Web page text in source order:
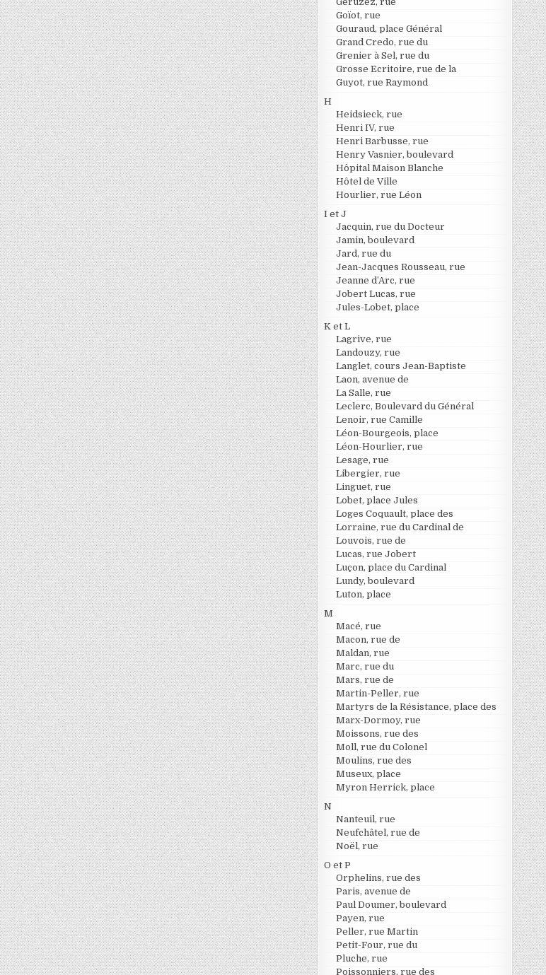
Goïot, rue
Gouraud, place Général
Grand Credo, rue du
Grenier à Sel, rue du
Grosse Ecritoire, rue de la
Guyot, rue Raymond
H
Heidsieck, rue
Henri IV, rue
Henri Barbusse, rue
Henry Vasnier, boulevard
Hôpital Maison Blanche
Hôtel de Ville
Hourlier, rue Léon
I et J
Jacquin, rue du Docteur
Jamin, boulevard
Jard, rue du
Jean-Jacques Rousseau, rue
Jeanne d’Arc, rue
Jobert Lucas, rue
Jules-Lobet, place
K et L
Lagrive, rue
Landouzy, rue
Langlet, cours Jean-Baptiste
Laon, avenue de
La Salle, rue
Leclerc, Boulevard du Général
Lenoir, rue Camille
Léon-Bourgeois, place
Léon-Hourlier, rue
Lesage, rue
Libergier, rue
Linguet, rue
Lobet, place Jules
Loges Coquault, place des
Lorraine, rue du Cardinal de
Louvois, rue de
Lucas, rue Jobert
Luçon, place du Cardinal
Lundy, boulevard
Luton, place
M
Macé, rue
Macon, rue de
Maldan, rue
Marc, rue du
Mars, rue de
Martin-Peller, rue
Martyrs de la Résistance, place des
Marx-Dormoy, rue
Moissons, rue des
Moll, rue du Colonel
Moulins, rue des
Museux, place
Myron Herrick, place
N
Nanteuil, rue
Neufchâtel, rue de
Noël, rue
O et P
Orphelins, rue des
Paris, avenue de
Paul Doumer, boulevard
Payen, rue
Peller, rue Martin
Petit-Four, rue du
Pluche, rue
Poissonniers, rue des